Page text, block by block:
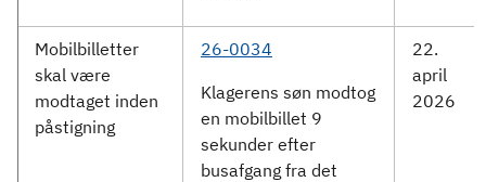
Mobilbilletter
skal være
modtaget inden
påstigning
26-0034
Klagerens søn modtog
en mobilbillet 9
sekunder efter
busafgang fra det
22.
april
2026